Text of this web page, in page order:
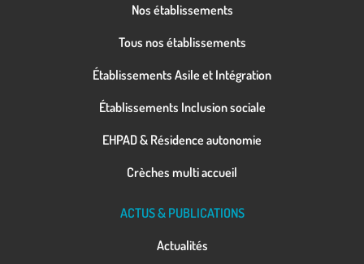
Nos établissements
Tous nos établissements
Établissements Asile et Intégration
Établissements Inclusion sociale
EHPAD & Résidence autonomie
Crèches multi accueil
ACTUS & PUBLICATIONS
Actualités